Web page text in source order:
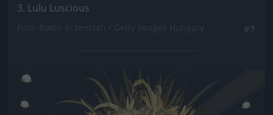
3. Lulu Luscious
Jön még kép!